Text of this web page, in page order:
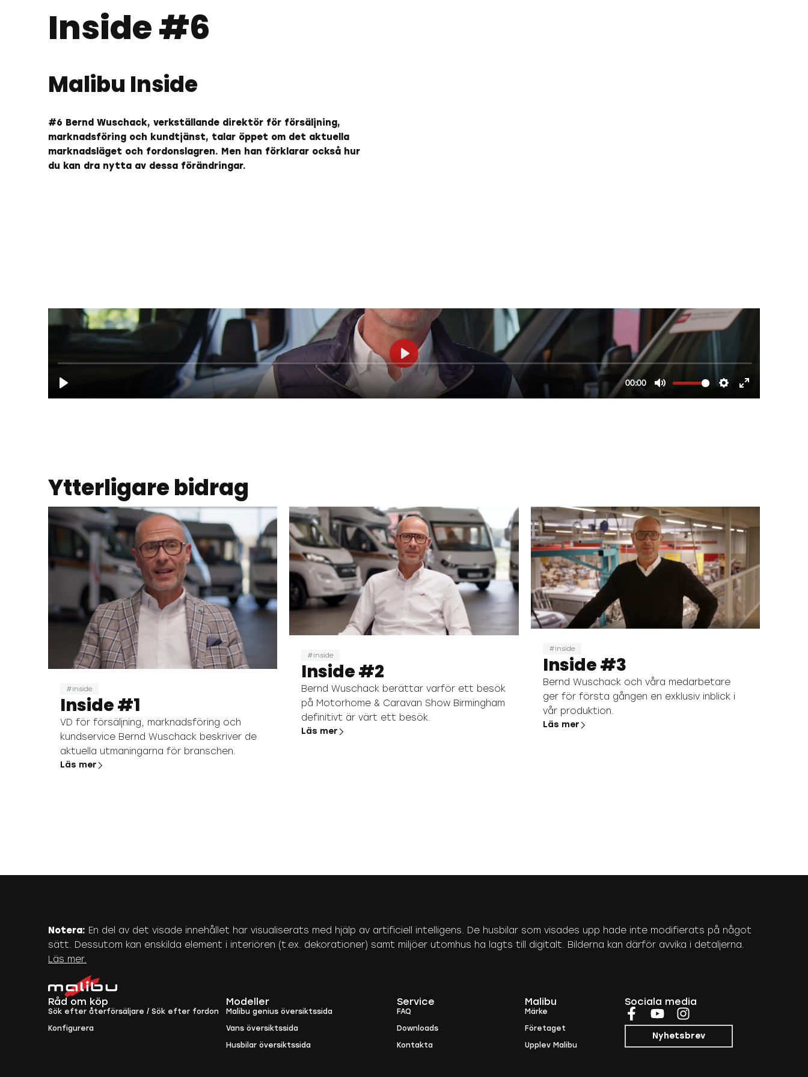
Inside #6
Malibu Inside
#6 Bernd Wuschack, verkställande direktör för försäljning,
marknadsföring och kundtjänst, talar öppet om det aktuella
marknadsläget och fordonslagren. Men han förklarar också hur
du kan dra nytta av dessa förändringar.
Ytterligare bidrag
Inside
Inside #1
VD för försäljning, marknadsföring och
kundservice Bernd Wuschack beskriver de
aktuella utmaningarna för branschen.
Läs mer
Inside
Inside #2
Bernd Wuschack berättar varför ett besök
på Motorhome & Caravan Show Birmingham
definitivt är värt ett besök.
Läs mer
Inside
Inside #3
Bernd Wuschack och våra medarbetare
ger för första gången en exklusiv inblick i
vår produktion.
Läs mer
Notera: En del av det visade innehållet har visualiserats med hjälp av artificiell intelligens. De husbilar som visades upp hade inte modifierats på något
sätt. Dessutom kan enskilda element i interiören (t.ex. dekorationer) samt miljöer utomhus ha lagts till digitalt. Bilderna kan därför avvika i detaljerna.
Läs mer.
Råd om köp
Sök efter återförsäljare / Sök efter fordon
Konfigurera
Modeller
Malibu genius översiktssida
Vans översiktssida
Husbilar översiktssida
Service
FAQ
Downloads
Kontakta
Malibu
Märke
Företaget
Upplev Malibu
Sociala media
Nyhetsbrev